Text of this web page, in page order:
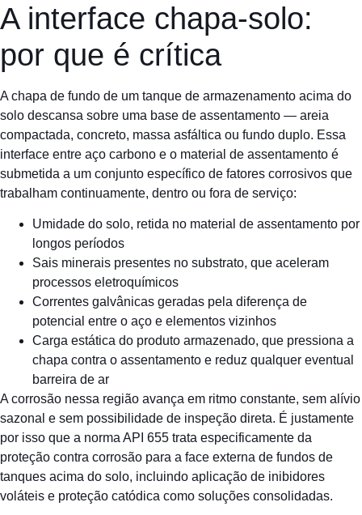
A interface chapa-solo:
por que é crítica
A chapa de fundo de um tanque de armazenamento acima do
solo descansa sobre uma base de assentamento — areia
compactada, concreto, massa asfáltica ou fundo duplo. Essa
interface entre aço carbono e o material de assentamento é
submetida a um conjunto específico de fatores corrosivos que
trabalham continuamente, dentro ou fora de serviço:
Umidade do solo, retida no material de assentamento por
longos períodos
Sais minerais presentes no substrato, que aceleram
processos eletroquímicos
Correntes galvânicas geradas pela diferença de
potencial entre o aço e elementos vizinhos
Carga estática do produto armazenado, que pressiona a
chapa contra o assentamento e reduz qualquer eventual
barreira de ar
A corrosão nessa região avança em ritmo constante, sem alívio
sazonal e sem possibilidade de inspeção direta. É justamente
por isso que a norma API 655 trata especificamente da
proteção contra corrosão para a face externa de fundos de
tanques acima do solo, incluindo aplicação de inibidores
voláteis e proteção catódica como soluções consolidadas.